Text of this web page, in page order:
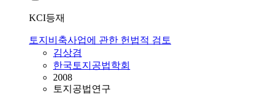
KCI등재
토지비축사업에 관한 헌법적 검토
김상겸
한국토지공법학회
2008
토지공법연구